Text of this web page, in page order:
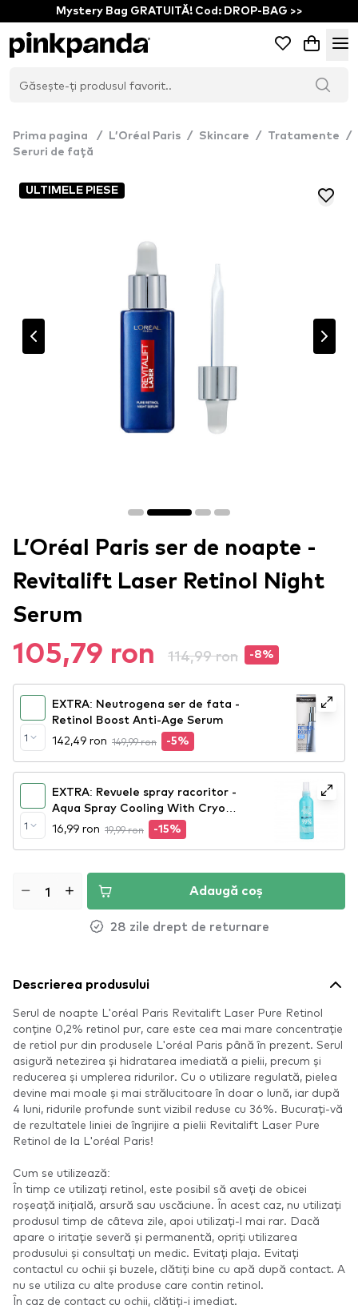
Mystery Bag GRATUITĂ! Cod: DROP-BAG >>
Prima pagina / L’Oréal Paris / Skincare / Tratamente
/
Seruri de față
ULTIMELE PIESE
L’Oréal Paris ser de noapte -
Revitalift Laser Retinol Night
Serum
105,79 ron 114,99 ron -8%
1
EXTRA: Neutrogena ser de fata -
Retinol Boost Anti-Age Serum
142,49 ron 149,99 ron -5%
1
EXTRA: Revuele spray racoritor -
Aqua Spray Cooling With Cryo
Effect
16,99 ron 19,99 ron -15%
Adaugă coș
28 zile drept de returnare
Descrierea produsului
Serul de noapte L'oréal Paris Revitalift Laser Pure Retinol
conține 0,2% retinol pur, care este cea mai mare concentrație
de retiol pur din produsele L'oréal Paris până în prezent. Serul
asigură netezirea și hidratarea imediată a pielii, precum și
reducerea și umplerea ridurilor. Cu o utilizare regulată, pielea
devine mai moale și mai strălucitoare în doar o lună, iar după
4 luni, ridurile profunde sunt vizibil reduse cu 36%. Bucurați-vă
de rezultatele liniei de îngrijire a pielii Revitalift Laser Pure
Retinol de la L'oréal Paris!
Cum se utilizează:
În timp ce utilizați retinol, este posibil să aveți de obicei
roșeață inițială, arsură sau uscăciune. În acest caz, nu utilizați
produsul timp de câteva zile, apoi utilizați-l mai rar. Dacă
apare o iritație severă și permanentă, opriți utilizarea
produsului și consultați un medic. Evitați plaja. Evitați
contactul cu ochii și buzele, clătiți bine cu apă după contact. A
nu se utiliza cu alte produse care contin retinol.
În caz de contact cu ochii, clătiți-i imediat.